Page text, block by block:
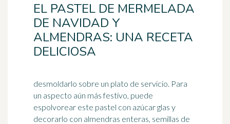
EL PASTEL DE MERMELADA
DE NAVIDAD Y
ALMENDRAS: UNA RECETA
DELICIOSA
desmoldarlo sobre un plato de servicio. Para
un aspecto aún más festivo, puede
espolvorear este pastel con azúcar glas y
decorarlo con almendras enteras, semillas de